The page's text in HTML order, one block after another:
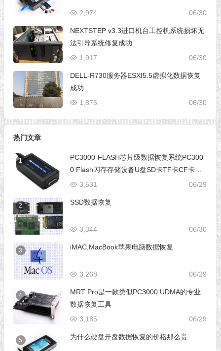
06/30
2,974
NEXTSTEP v3.3进口机台工控机系统损坏无
法引导系统修复成功
06/30
1,917
DELL-R730服务器ESXI5.5虚拟化数据恢复
成功
06/30
1,875
热门文章
1
PC3000-FLASH芯片级数据恢复系统PC300
0 Flash闪存存储设备U盘SD卡TF卡CF卡芯
片级数据恢复设备
06/29
3,531
2 SSD数据恢复
06/30
3,344
3 iMAC,MacBook苹果电脑数据恢复
06/29
3,268
4
MRT Pro是一款类似PC3000 UDMA的专业
数据恢复工具
06/29
3,185
5 为什么硬盘开盘数据恢复的价格那么贵